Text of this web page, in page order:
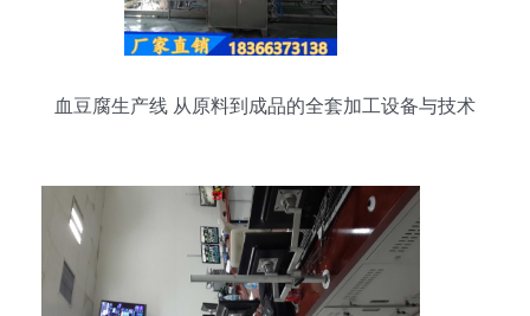
血豆腐生产线 从原料到成品的全套加工设备与技术